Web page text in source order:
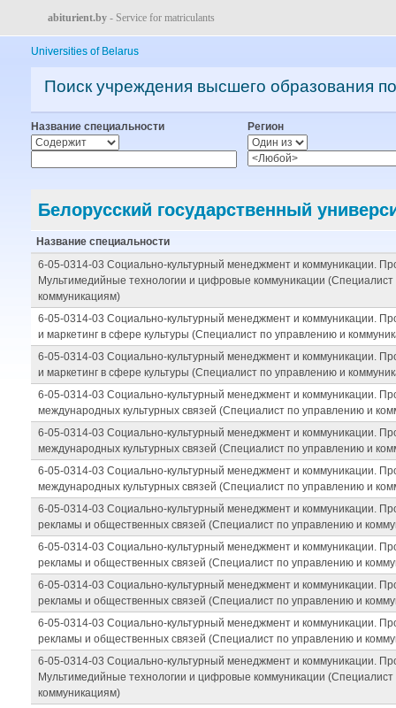
abiturient.by - Service for matriculants
Universities of Belarus
Поиск учреждения высшего образования
Название специальности Регион
Белорусский государственный
Название специальности
6-05-0314-03 Социально-культурный менеджмент и коммуникации.
Мультимедийные технологии и цифровые коммуникации
коммуникациям)
6-05-0314-03 Социально-культурный менеджмент и коммуникации.
и маркетинг в сфере культуры (Специалист по управлению и
6-05-0314-03 Социально-культурный менеджмент и коммуникации.
и маркетинг в сфере культуры (Специалист по управлению и
6-05-0314-03 Социально-культурный менеджмент и коммуникации.
международных культурных связей (Специалист по управлению и
6-05-0314-03 Социально-культурный менеджмент и коммуникации.
международных культурных связей (Специалист по управлению и
6-05-0314-03 Социально-культурный менеджмент и коммуникации.
международных культурных связей (Специалист по управлению и
6-05-0314-03 Социально-культурный менеджмент и коммуникации.
рекламы и общественных связей (Специалист по управлению и
6-05-0314-03 Социально-культурный менеджмент и коммуникации.
рекламы и общественных связей (Специалист по управлению и
6-05-0314-03 Социально-культурный менеджмент и коммуникации.
рекламы и общественных связей (Специалист по управлению и
6-05-0314-03 Социально-культурный менеджмент и коммуникации.
рекламы и общественных связей (Специалист по управлению и
6-05-0314-03 Социально-культурный менеджмент и коммуникации.
Мультимедийные технологии и цифровые коммуникации
коммуникациям)